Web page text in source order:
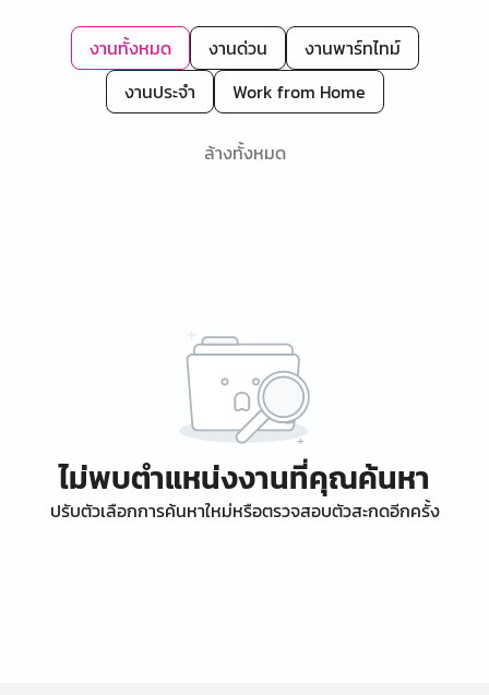
งานทั้งหมด งานด่วน
งานพาร์ทไทม์
งานประจำ
Work from Home
ล้างทั้งหมด
ไม่พบตำแหน่งงานที่คุณค้นหา
ปรับตัวเลือกการค้นหาใหม่หรือตรวจสอบตัวสะกดอีกครั้ง